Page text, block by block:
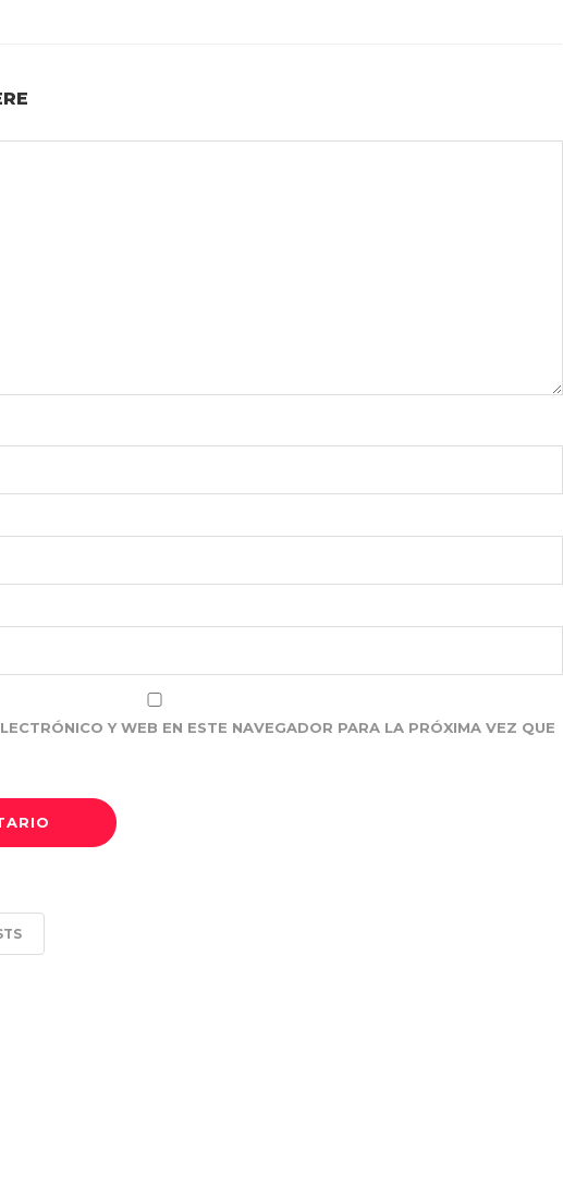
Y WEB EN ESTE NAVEGADOR PARA LA PRÓXIMA VEZ QUE